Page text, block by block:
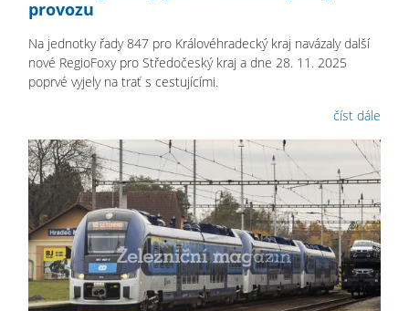
provozu
Na jednotky řady 847 pro Královéhradecký kraj navázaly další
nové RegioFoxy pro Středočeský kraj a dne 28. 11. 2025
poprvé vyjely na trať s cestujícími.
číst dále